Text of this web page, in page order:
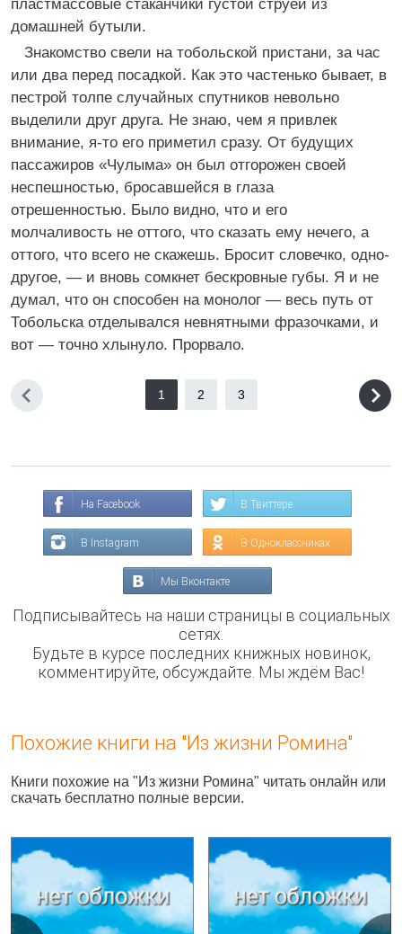
пластмассовые стаканчики густой струей из
домашней бутыли.
Знакомство свели на тобольской пристани, за час
или два перед посадкой. Как это частенько бывает, в
пестрой толпе случайных спутников невольно
выделили друг друга. Не знаю, чем я привлек
внимание, я-то его приметил сразу. От будущих
пассажиров «Чулыма» он был отгорожен своей
неспешностью, бросавшейся в глаза
отрешенностью. Было видно, что и его
молчаливость не оттого, что сказать ему нечего, а
оттого, что всего не скажешь. Бросит словечко, одно-
другое, — и вновь сомкнет бескровные губы. Я и не
думал, что он способен на монолог — весь путь от
Тобольска отделывался невнятными фразочками, и
вот — точно хлынуло. Прорвало.
1 2 3
На Facebook В Твиттере
В Instagram В Одноклассниках
Мы Вконтакте
Подписывайтесь на наши страницы в социальных
сетях.
Будьте в курсе последних книжных новинок,
комментируйте, обсуждайте. Мы ждём Вас!
Похожие книги на "Из жизни Ромина"
Книги похожие на "Из жизни Ромина" читать онлайн или
скачать бесплатно полные версии.